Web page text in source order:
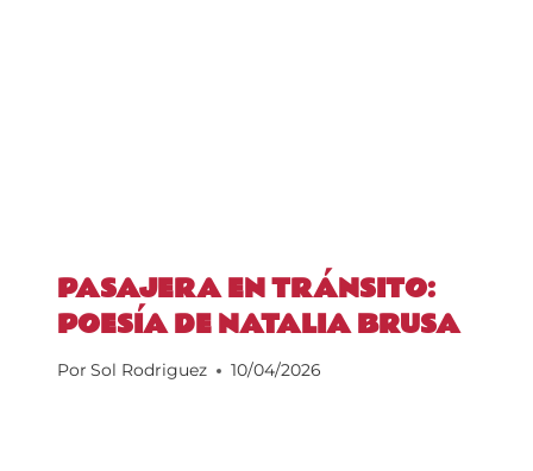
PASAJERA EN TRÁNSITO:
POESÍA DE NATALIA BRUSA
Por Sol Rodriguez 10/04/2026